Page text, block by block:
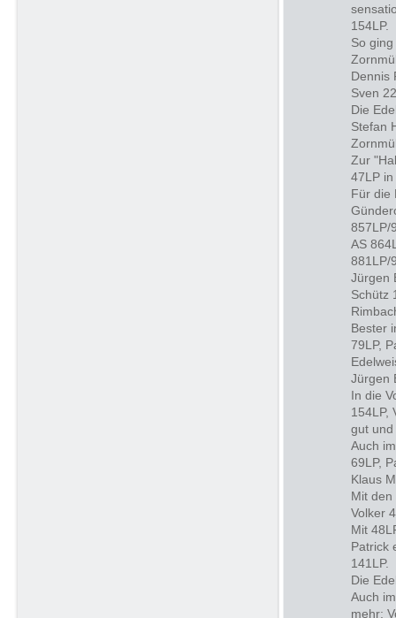
154LP.
So
Dennis
Sven
Die
Stefan
Zur
47LP
Für die
857LP/
AS
881LP/
Jürgen
Schütz
Bester
79LP,
Jürgen
In die
154LP,
gut
Auch
69LP,
Klaus
Mit den
Volker
Mit
Patrick
141LP.
Die
Auch
mehr: